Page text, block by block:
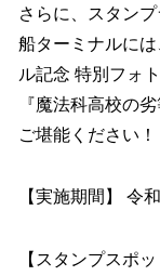
さらに、スタン
船ターミナルに
ル記念 特別フォ
『魔法科高校の
ご堪能ください！
【実施期間】 令
【スタンプスポ